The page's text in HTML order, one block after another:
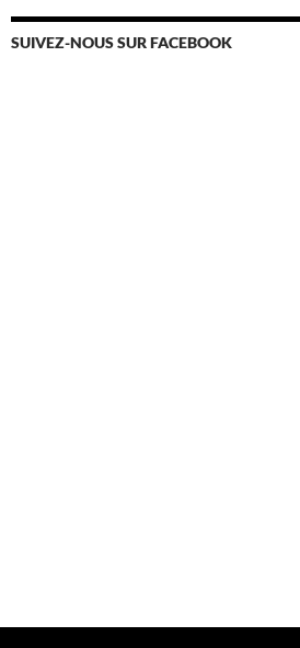
SUIVEZ-NOUS SUR FACEBOOK